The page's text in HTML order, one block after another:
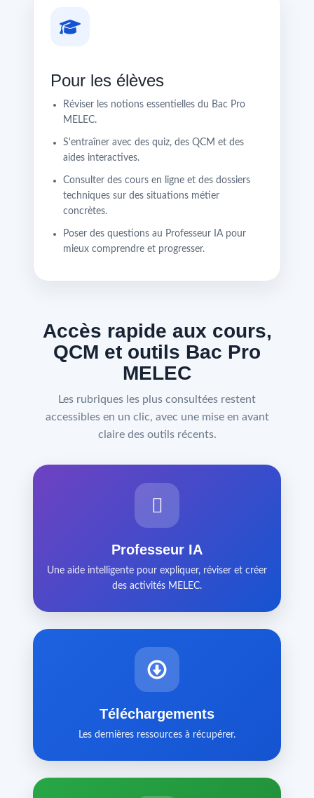
Pour les élèves
Réviser les notions essentielles du Bac Pro
MELEC.
S'entraîner avec des quiz, des QCM et des
aides interactives.
Consulter des cours en ligne et des dossiers
techniques sur des situations métier
concrètes.
Poser des questions au Professeur IA pour
mieux comprendre et progresser.
Accès rapide aux cours,
QCM et outils Bac Pro
MELEC
Les rubriques les plus consultées restent
accessibles en un clic, avec une mise en avant
claire des outils récents.
Professeur IA
Une aide intelligente pour expliquer, réviser et créer
des activités MELEC.
Téléchargements
Les dernières ressources à récupérer.